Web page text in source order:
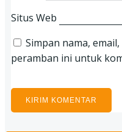
Situs Web
Simpan nama,
peramban ini untuk